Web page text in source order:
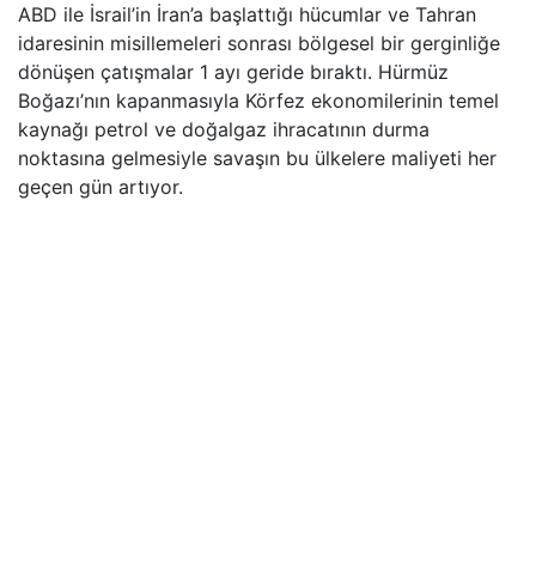
ABD ile İsrail’in İran’a başlattığı hücumlar ve Tahran
idaresinin misillemeleri sonrası bölgesel bir gerginliğe
dönüşen çatışmalar 1 ayı geride bıraktı. Hürmüz
Boğazı’nın kapanmasıyla Körfez ekonomilerinin temel
kaynağı petrol ve doğalgaz ihracatının durma
noktasına gelmesiyle savaşın bu ülkelere maliyeti her
geçen gün artıyor.